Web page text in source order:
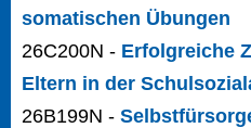
somatischen Übungen
26C200N - Erfolgreiche
Eltern in der
26B199N -